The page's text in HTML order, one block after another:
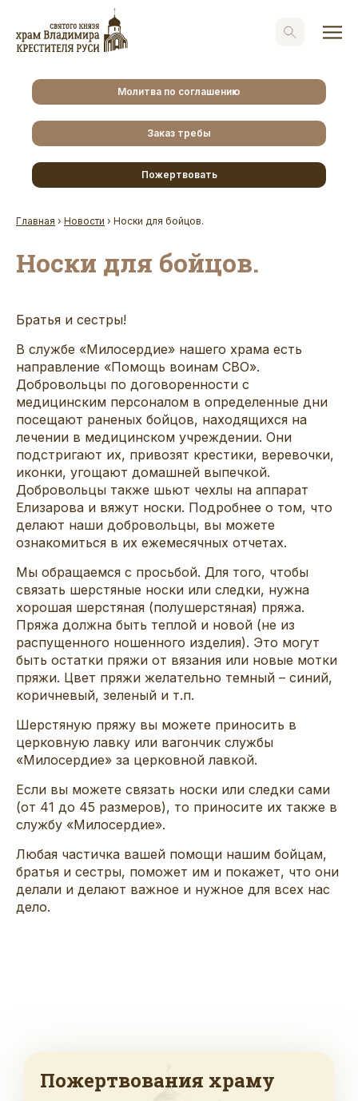
Молитва по соглашению
Заказ требы
Пожертвовать
Главная › Новости › Носки для бойцов.
Носки для бойцов.
Братья и сестры!
В службе «Милосердие» нашего храма есть
направление «Помощь воинам СВО».
Добровольцы по договоренности с
медицинским персоналом в определенные дни
посещают раненых бойцов, находящихся на
лечении в медицинском учреждении. Они
подстригают их, привозят крестики, веревочки,
иконки, угощают домашней выпечкой.
Добровольцы также шьют чехлы на аппарат
Елизарова и вяжут носки. Подробнее о том, что
делают наши добровольцы, вы можете
ознакомиться в их ежемесячных отчетах.
Мы обращаемся с просьбой. Для того, чтобы
связать шерстяные носки или следки, нужна
хорошая шерстяная (полушерстяная) пряжа.
Пряжа должна быть теплой и новой (не из
распущенного ношенного изделия). Это могут
быть остатки пряжи от вязания или новые мотки
пряжи. Цвет пряжи желательно темный – синий,
коричневый, зеленый и т.п.
Шерстяную пряжу вы можете приносить в
церковную лавку или вагончик службы
«Милосердие» за церковной лавкой.
Если вы можете связать носки или следки сами
(от 41 до 45 размеров), то приносите их также в
службу «Милосердие».
Любая частичка вашей помощи нашим бойцам,
братья и сестры, поможет им и покажет, что они
делали и делают важное и нужное для всех нас
дело.
Пожертвования храму